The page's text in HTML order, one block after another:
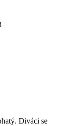
Diváci se